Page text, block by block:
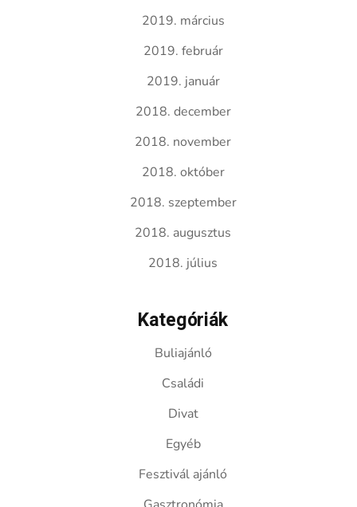
2019. március
2019. február
2019. január
2018. december
2018. november
2018. október
2018. szeptember
2018. augusztus
2018. július
Kategóriák
Buliajánló
Családi
Divat
Egyéb
Fesztivál ajánló